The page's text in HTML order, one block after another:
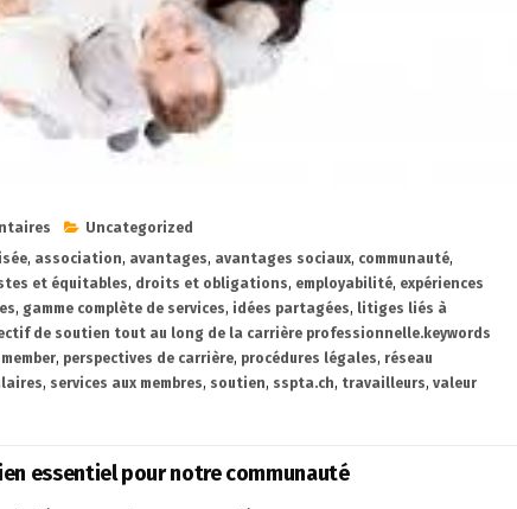
Uncategorized
, association, avantages, avantages sociaux, communauté,
et équitables, droits et obligations, employabilité, expériences
, gamme complète de services, idées partagées, litiges liés à
de soutien tout au long de la carrière professionnelle.keywords
, perspectives de carrière, procédures légales, réseau
, services aux membres, soutien, sspta.ch, travailleurs, valeur
essentiel pour notre communauté